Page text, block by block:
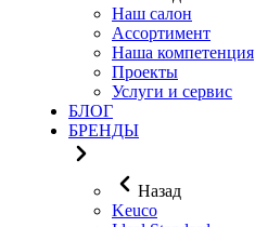
Наш салон
Ассортимент
Наша компетенция
Проекты
Услуги и сервис
БЛОГ
БРЕНДЫ
Назад
Keuco